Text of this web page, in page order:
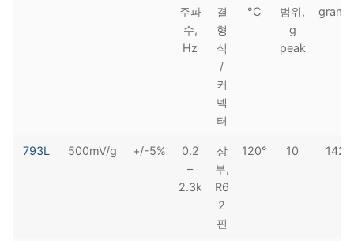
주파
수,
Hz
결
형
식
/
커
넥
터
°C
범위,
g
peak
grams
793L 500mV/g +/-5%
0.2
–
2.3k
상
부,
R6
2
핀
120° 10 142